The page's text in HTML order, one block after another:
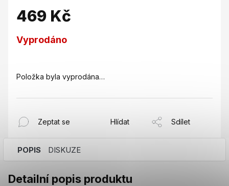
469 Kč
cena:
Vyprodáno
Položka byla vyprodána…
Zeptat se Hlídat Sdílet
POPIS DISKUZE
Detailní popis produktu